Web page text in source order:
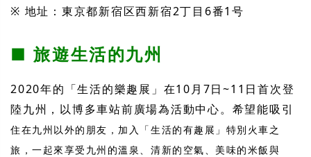
※ 地址：東京都新宿区西新宿2丁目6番1号
■ 旅遊生活的九州
2020年的「生活的樂趣展」在10月7日~11日首次登
陸九州，以博多車站前廣場為活動中心。希望能吸引
住在九州以外的朋友，加入「生活的有趣展」特別火車之
旅，一起來享受九州 的溫泉、清新的空氣、美味的米飯與